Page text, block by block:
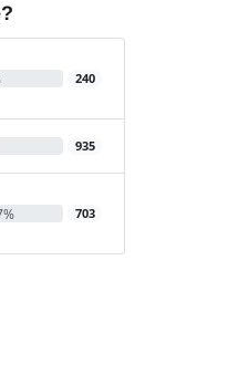
240
935
703